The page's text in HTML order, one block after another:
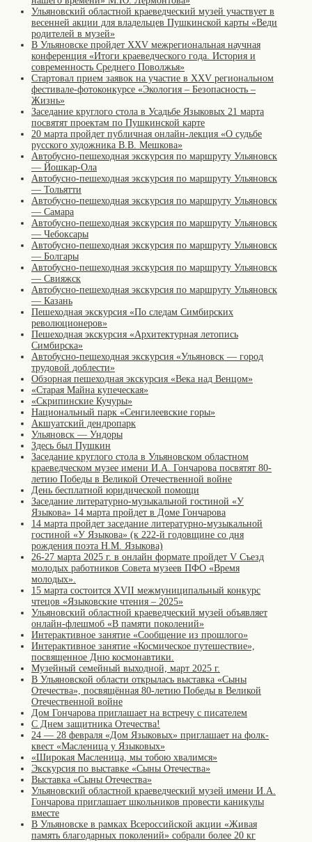
Ульяновский областной краеведческий музей участвует в
весенней акции для владельцев Пушкинской карты «Веди
родителей в музей»
В Ульяновске пройдет XXV межрегиональная научная
конференция «Итоги краеведческого года. История и
современность Среднего Поволжья»
Стартовал прием заявок на участие в XXV региональном
фестивале-фотоконкурсе «Экология – Безопасность –
Жизнь»
Заседание круглого стола в Усадьбе Языковых 21 марта
посвятят проектам по Пушкинской карте
20 марта пройдет публичная онлайн-лекция «О судьбе
русского художника В.В. Мешкова»
Автобусно-пешеходная экскурсия по маршруту Ульяновск
— Йошкар-Ола
Автобусно-пешеходная экскурсия по маршруту Ульяновск
— Тольятти
Автобусно-пешеходная экскурсия по маршруту Ульяновск
— Самара
Автобусно-пешеходная экскурсия по маршруту Ульяновск
— Чебоксары
Автобусно-пешеходная экскурсия по маршруту Ульяновск
— Болгары
Автобусно-пешеходная экскурсия по маршруту Ульяновск
— Свияжск
Автобусно-пешеходная экскурсия по маршруту Ульяновск
— Казань
Пешеходная экскурсия «По следам Симбирских
революционеров»
Пешеходная экскурсия «Архитектурная летопись
Симбирска»
Автобусно-пешеходная экскурсия «Ульяновск — город
трудовой доблести»
Обзорная пешеходная экскурсия «Века над Венцом»
«Старая Майна купеческая»
«Скрипинские Кучуры»
Национальный парк «Сенгилеевские горы»
Акшуатский дендропарк
Ульяновск — Ундоры
Здесь был Пушкин
Заседание круглого стола в Ульяновском областном
краеведческом музее имени И.А. Гончарова посвятят 80-
летию Победы в Великой Отечественной войне
День бесплатной юридической помощи
Заседание литературно-музыкальной гостиной «У
Языкова» 14 марта пройдет в Доме Гончарова
14 марта пройдет заседание литературно-музыкальной
гостиной «У Языкова» (к 222-й годовщине со дня
рождения поэта Н.М. Языкова)
26-27 марта 2025 г. в онлайн формате пройдет V Съезд
молодых работников Совета музеев ПФО «Время
молодых».
15 марта состоится XVII межмуниципальный конкурс
чтецов «Языковские чтения – 2025»
Ульяновский областной краеведческий музей объявляет
онлайн-флешмоб «В памяти поколений»
Интерактивное занятие «Сообщение из прошлого»
Интерактивное занятие «Космическое путешествие»,
посвященное Дню космонавтики.
Музейный семейный выходной, март 2025 г.
В Ульяновской области открылась выставка «Сыны
Отечества», посвящённая 80-летию Победы в Великой
Отечественной войне
Дом Гончарова приглашает на встречу с писателем
С Днем защитника Отечества!
24 — 28 февраля «Дом Языковых» приглашает на фолк-
квест «Масленица у Языковых»
«Широкая Масленица, мы тобою хвалимся»
Экскурсия по выставке «Сыны Отечества»
Выставка «Сыны Отечества»
Ульяновский областной краеведческий музей имени И.А.
Гончарова приглашает школьников провести каникулы
вместе
В Ульяновске в рамках Всероссийской акции «Живая
память благодарных поколений» собрали более 20 кг